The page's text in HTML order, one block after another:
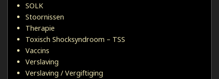
SOLK
Stoornissen
Therapie
Toxisch Shocksyndroom – TSS
Vaccins
Verslaving
Verslaving / Vergiftiging